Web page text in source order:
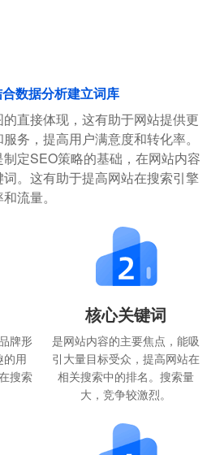
数据分析建立词库
直接体现，这有助于网站提供更
务，提高用户满意度和转化率。
定SEO策略的基础，在网站内容
。这有助于提高网站在搜索引擎
流量。
牌形
的用
搜索
核心关键词
是网站内容的主要焦点，能吸
引大量目标受众，提高网站在
相关搜索中的排名。搜索量
大，竞争较激烈。